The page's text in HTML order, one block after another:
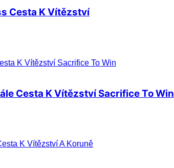
Cesta K Vítězství
Cesta K Vítězství Sacrifice To Win